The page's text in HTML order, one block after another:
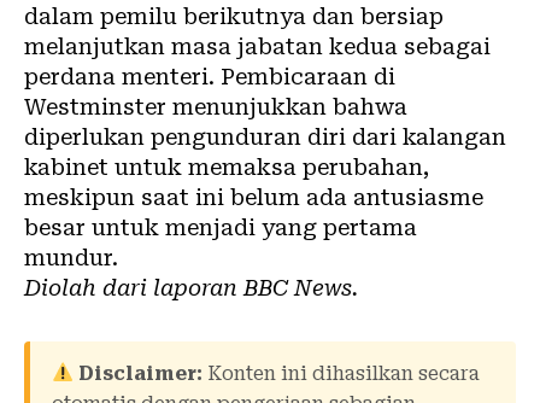
dalam pemilu berikutnya dan bersiap
melanjutkan masa jabatan kedua sebagai
perdana menteri. Pembicaraan di
Westminster menunjukkan bahwa
diperlukan pengunduran diri dari kalangan
kabinet untuk memaksa perubahan,
meskipun saat ini belum ada antusiasme
besar untuk menjadi yang pertama
mundur.
Diolah dari laporan BBC News.
Disclaimer: Konten ini dihasilkan secara